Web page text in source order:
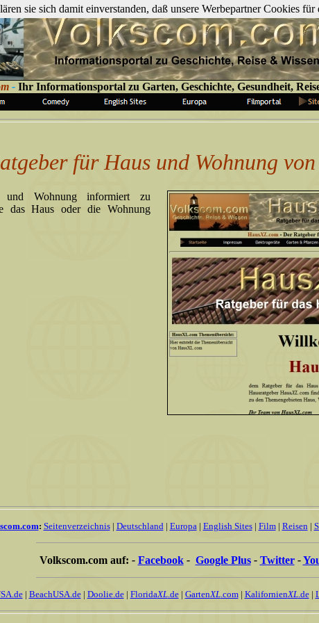
-Ihr Informationsportal zu Garten, Geschichte, Gesundheit,
für Haus und Wohnung
Wohnung informiert zu
das Haus oder die Wohnung
: Seitenverzeichnis| Deutschland| Europa| English Sites| Film| Reisen |
Volkscom.com auf: - Facebook - Google Plus - Twitter -
| BeachUSA.de| Doolie.de| FloridaXL.de| GartenXL.com| KalifornienXL.de|
sie sich damit einverstanden, daß unsere Werbepartner Cookies